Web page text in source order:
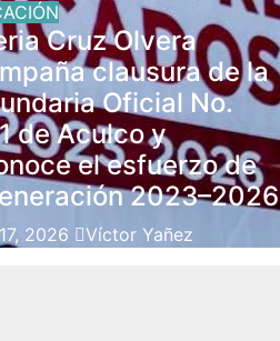
Cruz Olvera
clausura de la
Oficial No.
de Aculco y
el esfuerzo de
2023–2026
2026 Víctor Yañez